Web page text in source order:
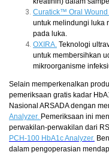
Curatick™ Oral Wound
untuk melindungi luka
pada luka.
OXIRA. Teknologi
untuk membersihkan
mikroorganisme
Selain memperkenalkan
pemeriksaan gratis kadar
Nasional ARSADA dengan
Analyzer. Pemeriksaan ini
perwakilan-perwakilan dari
PCH-100 HbA1c Analyzer.
dalam pengoperasian